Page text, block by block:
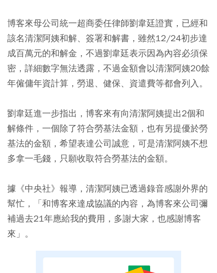
博客來母公司統一超商委任律師劉韋廷證實，已經和
該名清潔阿姨和解、簽署和解書，雖然12/24初步達
成百萬元的和解金，不過劉韋廷表示因為內容必須保
密，詳細數字無法透露，不過金額會以清潔阿姨20餘
年僱傭年資計算，勞退、健保、資遣費等都會列入。
劉韋廷進一步指出，博客來有向清潔阿姨提出2個和
解條件，一個除了符合勞基法金額，也有另提優於勞
基法的金額，希望表達公司誠意，可是清潔阿姨不想
多拿一毛錢，只願收取符合勞基法的金額。
據《中央社》報導，清潔阿姨已透過錄音感謝外界的
幫忙，「和博客來達成協議的內容，為博客來公司彌
補過去21年應給我的費用，多謝大家，也感謝博客
來」。